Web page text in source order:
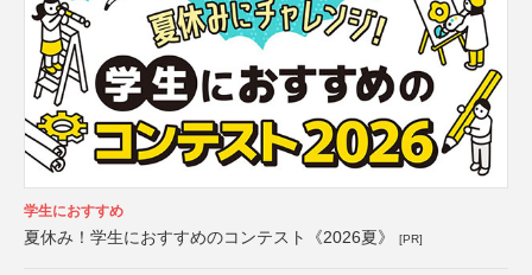
学生におすすめ
夏休み！学生におすすめのコンテスト《2026夏》 [PR]